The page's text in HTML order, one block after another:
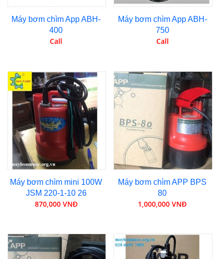
Máy bơm chìm App ABH-
400
Call
Máy bơm chìm App ABH-
750
Call
Máy bơm chìm mini 100W
JSM 220-1-10 26
870,000 VNĐ
Máy bơm chìm APP BPS
80
1,000,000 VNĐ